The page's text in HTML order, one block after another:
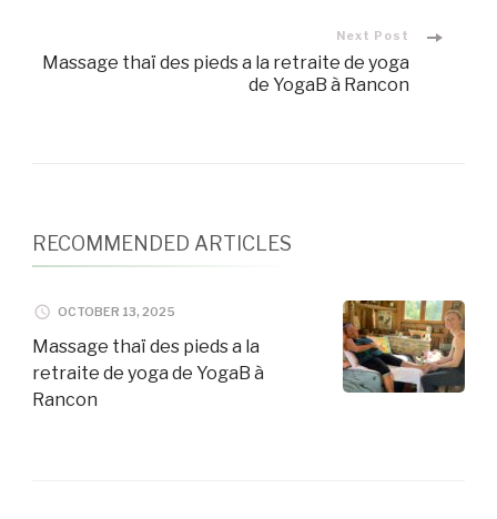
Next Post
Massage thaï des pieds a la retraite de yoga
de YogaB à Rancon
RECOMMENDED ARTICLES
OCTOBER 13, 2025
Massage thaï des pieds a la
retraite de yoga de YogaB à
Rancon